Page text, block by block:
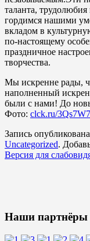
таланта,
гордимся нашими
вкладом в
по‑настоящему
праздничное
творчества.
Мы искренне рады,
наполненный
были с нами! До
Фото: clck.ru/3Qs7W7
Запись
Uncategorized.
Версия для
Наши партнёры